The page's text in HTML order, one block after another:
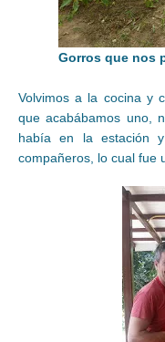
Gorros que nos
Volvimos a la cocina y
que acabábamos uno,
había en la estación
compañeros, lo cual fue